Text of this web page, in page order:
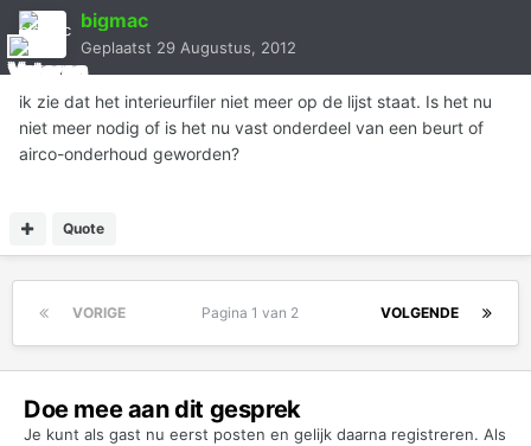
bigmac
Geplaatst 29 Augustus, 2012
ik zie dat het interieurfiler niet meer op de lijst staat. Is het nu
niet meer nodig of is het nu vast onderdeel van een beurt of
airco-onderhoud geworden?
Quote
VORIGE VOLGENDE
Pagina 1 van 2
Doe mee aan dit gesprek
Je kunt als gast nu eerst posten en gelijk daarna registreren. Als